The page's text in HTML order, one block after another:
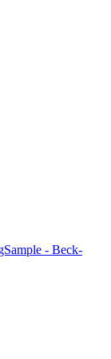
- Beck-